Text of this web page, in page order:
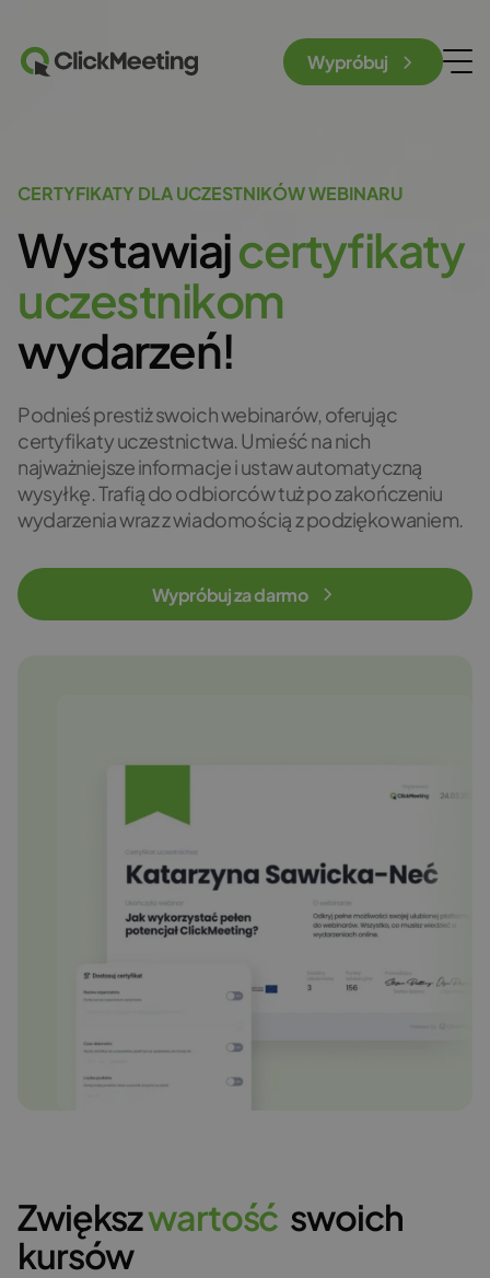
Wypróbuj
CERTYFIKATY DLA UCZESTNIKÓW WEBINARU
Wystawiajcertyfikaty
uczestnikom
wydarzeń!
Podnieś prestiż swoich webinarów, oferując
certyfikaty uczestnictwa. Umieść na nich
najważniejsze informacje i ustaw automatyczną
wysyłkę. Trafią do odbiorców tuż po zakończeniu
wydarzenia wraz z wiadomością z podziękowaniem.
Wypróbuj za darmo
Zwiększwartość swoich
kursów